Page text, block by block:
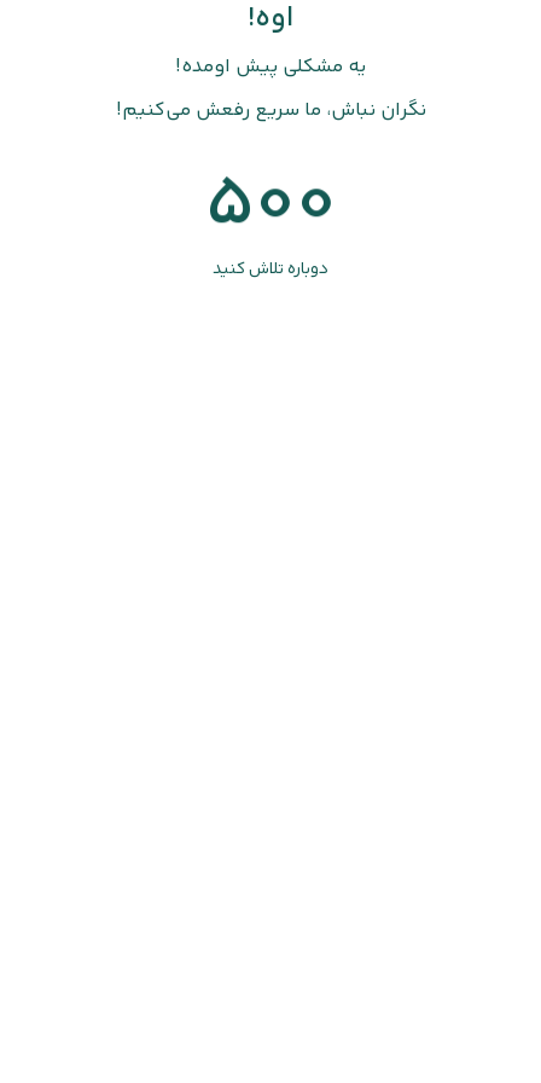
اوه!
یه مشکلی پیش اومده!
نگران نباش، ما سریع رفعش می‌کنیم!
500
دوباره تلاش کنید